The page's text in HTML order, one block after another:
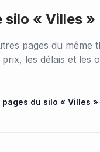
silo « Villes »
pages du même
les délais et les
du silo « Villes »